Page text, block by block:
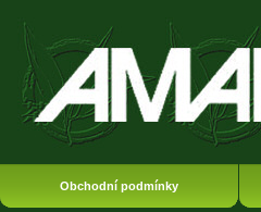
Obchodní podmínky